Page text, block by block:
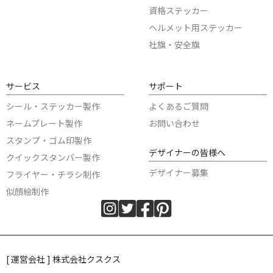
資格ステッカー
ヘルメット用ステッカー
社旗・安全旗
サービス
シール・ステッカー製作
ネームプレート製作
スタンプ・ゴム印製作
クイックスタンパー製作
フライヤー・チラシ制作
似顔絵制作
サポート
よくあるご質問
お問い合わせ
デザイナーの皆様へ
デザイナー募集
[ 運営会社 ] 株式会社クスクス